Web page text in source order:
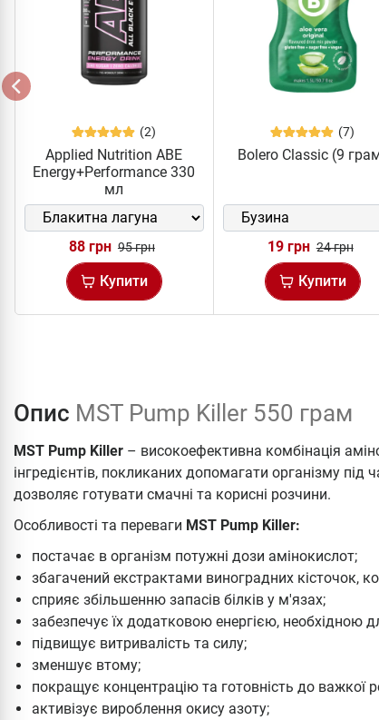
(2)
Applied Nutrition ABE
Energy+Performance 330
мл
88 грн 95 грн
Купити
(7)
Bolero Classic (9
19 грн 24 грн
Купити
Опис MST Pump Killer 550 грам
MST Pump Killer – високоефективна комбінація
інгредієнтів, покликаних допомагати організму
дозволяє готувати смачні та корисні розчини.
Особливості та переваги MST Pump Killer:
постачає в організм потужні дози амінокислот;
збагачений екстрактами виноградних кісточок,
сприяє збільшенню запасів білків у м'язах;
забезпечує їх додатковою енергією, необхідною
підвищує витривалість та силу;
зменшує втому;
покращує концентрацію та готовність до важкої
активізує вироблення окису азоту;